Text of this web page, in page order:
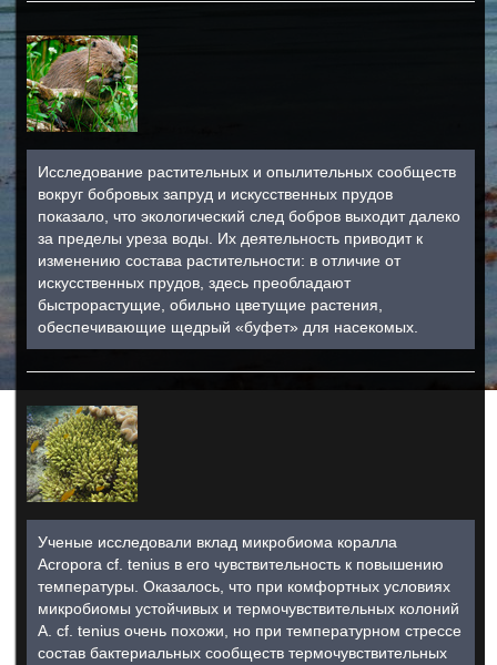
Исследование растительных и опылительных сообществ
вокруг бобровых запруд и искусственных прудов
показало, что экологический след бобров выходит далеко
за пределы уреза воды. Их деятельность приводит к
изменению состава растительности: в отличие от
искусственных прудов, здесь преобладают
быстрорастущие, обильно цветущие растения,
обеспечивающие щедрый «буфет» для насекомых.
Ученые исследовали вклад микробиома коралла
Acropora cf. tenius в его чувствительность к повышению
температуры. Оказалось, что при комфортных условиях
микробиомы устойчивых и термочувствительных колоний
A. cf. tenius очень похожи, но при температурном стрессе
состав бактериальных сообществ термочувствительных